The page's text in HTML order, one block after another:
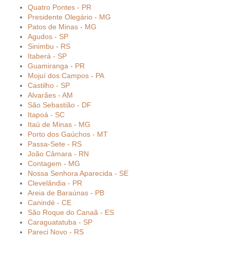
Quatro Pontes - PR
Presidente Olegário - MG
Patos de Minas - MG
Agudos - SP
Sinimbu - RS
Itaberá - SP
Guamiranga - PR
Mojuí dos Campos - PA
Castilho - SP
Alvarães - AM
São Sebastião - DF
Itapoá - SC
Itaú de Minas - MG
Porto dos Gaúchos - MT
Passa-Sete - RS
João Câmara - RN
Contagem - MG
Nossa Senhora Aparecida - SE
Clevelândia - PR
Areia de Baraúnas - PB
Canindé - CE
São Roque do Canaã - ES
Caraguatatuba - SP
Pareci Novo - RS